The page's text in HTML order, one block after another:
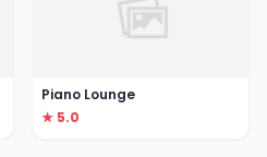
Piano Lounge
★ 5.0